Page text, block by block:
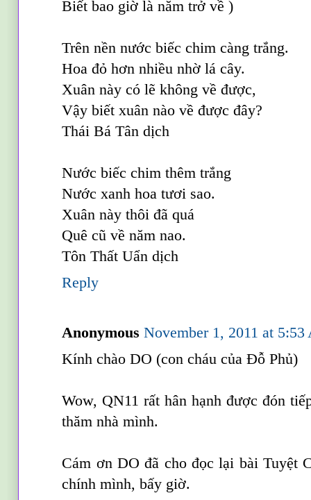
Biết bao giờ là năm trở về )
Trên nền nước biếc chim càng trắng.
Hoa đỏ hơn nhiều nhờ lá cây.
Xuân này có lẽ không về được,
Vậy biết xuân nào về được đây?
Thái Bá Tân dịch
Nước biếc chim thêm trắng
Nước xanh hoa tươi sao.
Xuân này thôi đã quá
Quê cũ về năm nao.
Tôn Thất Uẩn dịch
Reply
Anonymous November 1, 2011 at 5:53
Kính chào DO (con cháu của Đỗ Phủ)
Wow, QN11 rất hân hạnh được đón
thăm nhà mình.
Cám ơn DO đã cho đọc lại bài Tuyệt
chính mình, bấy giờ.